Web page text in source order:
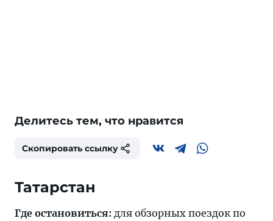
Делитесь тем, что нравится
Скопировать ссылку
Татарстан
Где остановиться: для обзорных поездок по